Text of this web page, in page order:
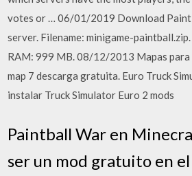
votes or … 06/01/2019 Download
server. Filename: minigame-
RAM: 999 MB. 08/12/2013 Mapas
map 7 descarga gratuita. Euro Truck
instalar Truck Simulator Euro 2 mods
Paintball War en
ser un mod gratuito en